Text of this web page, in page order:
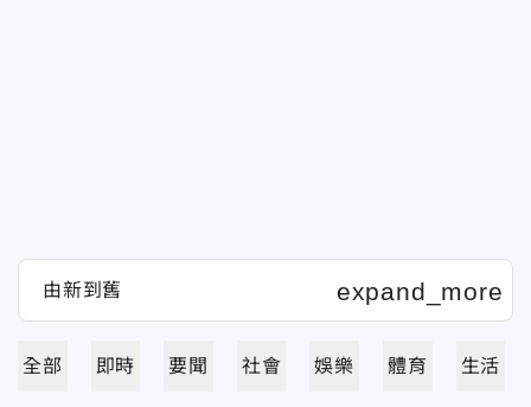
全部 即時 要聞 社會 娛樂 體育 生活